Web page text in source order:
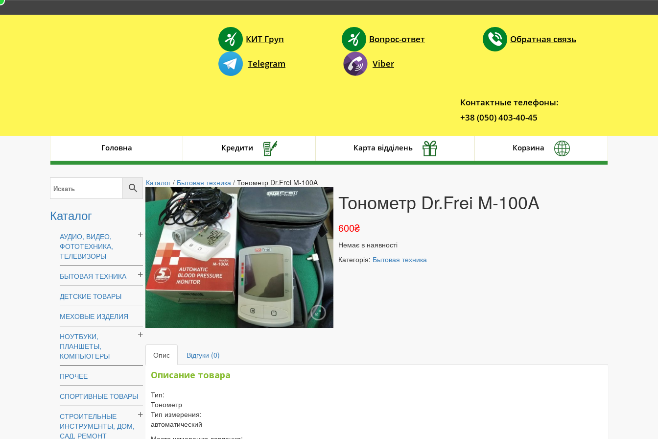
КИТ Груп Вопрос-ответ Обратная связь
Telegram Viber
Контактные телефоны:
+38 (050) 403-40-45
Головна Кредити Карта відділень Корзина
Каталог
АУДИО, ВИДЕО,
ФОТОТЕХНИКА,
ТЕЛЕВИЗОРЫ
БЫТОВАЯ ТЕХНИКА
ДЕТСКИЕ ТОВАРЫ
МЕХОВЫЕ ИЗДЕЛИЯ
НОУТБУКИ,
ПЛАНШЕТЫ,
КОМПЬЮТЕРЫ
ПРОЧЕЕ
СПОРТИВНЫЕ ТОВАРЫ
СТРОИТЕЛЬНЫЕ
ИНСТРУМЕНТЫ, ДОМ,
САД, РЕМОНТ
Каталог / Бытовая техника / Тонометр Dr.Frei M-100A
Тонометр Dr.Frei M-100A
600₴
Немає в наявності
Категорія: Бытовая техника
Опис Відгуки (0)
Описание товара
Тип:
Тонометр
Тип измерения:
автоматический